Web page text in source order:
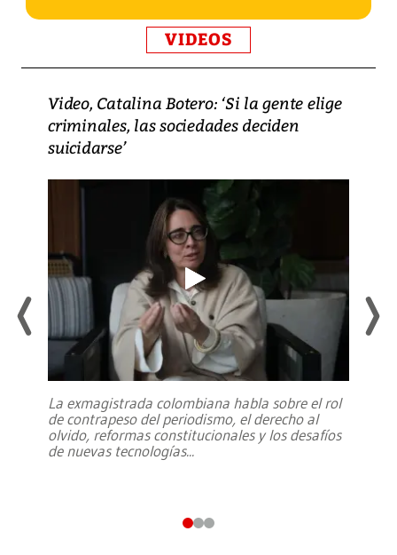
VIDEOS
Video, Catalina Botero: ‘Si la gente elige
criminales, las sociedades deciden
suicidarse’
La exmagistrada colombiana habla sobre el rol
de contrapeso del periodismo, el derecho al
olvido, reformas constitucionales y los desafíos
de nuevas tecnologías...